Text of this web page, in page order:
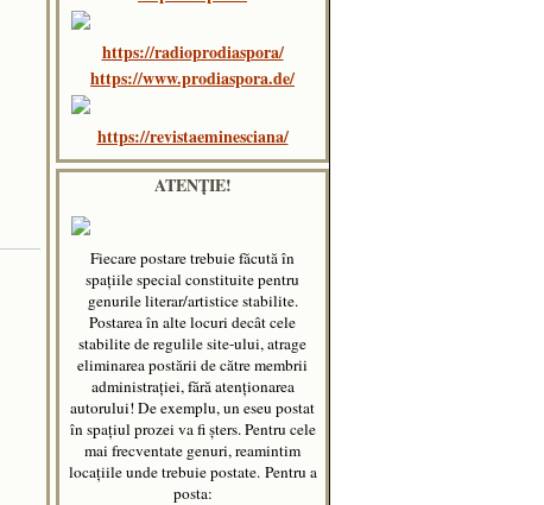
https://radioprodiaspora/
https://www.prodiaspora.de/
https://revistaeminesciana/
ATENȚIE!
Fiecare postare trebuie făcută în
spaţiile special constituite pentru
genurile literar/artistice stabilite.
Postarea în alte locuri decât cele
stabilite de regulile site-ului, atrage
eliminarea postării de către membrii
administraţiei, fără atenţionarea
autorului! De exemplu, un eseu postat
în spațiul prozei va fi șters. Pentru cele
mai frecventate genuri, reamintim
locațiile unde trebuie postate. Pentru a
posta: